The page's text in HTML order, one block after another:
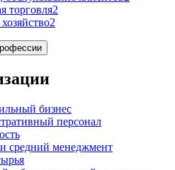
торговля2
2
бизнес
персонал
средний менеджмент